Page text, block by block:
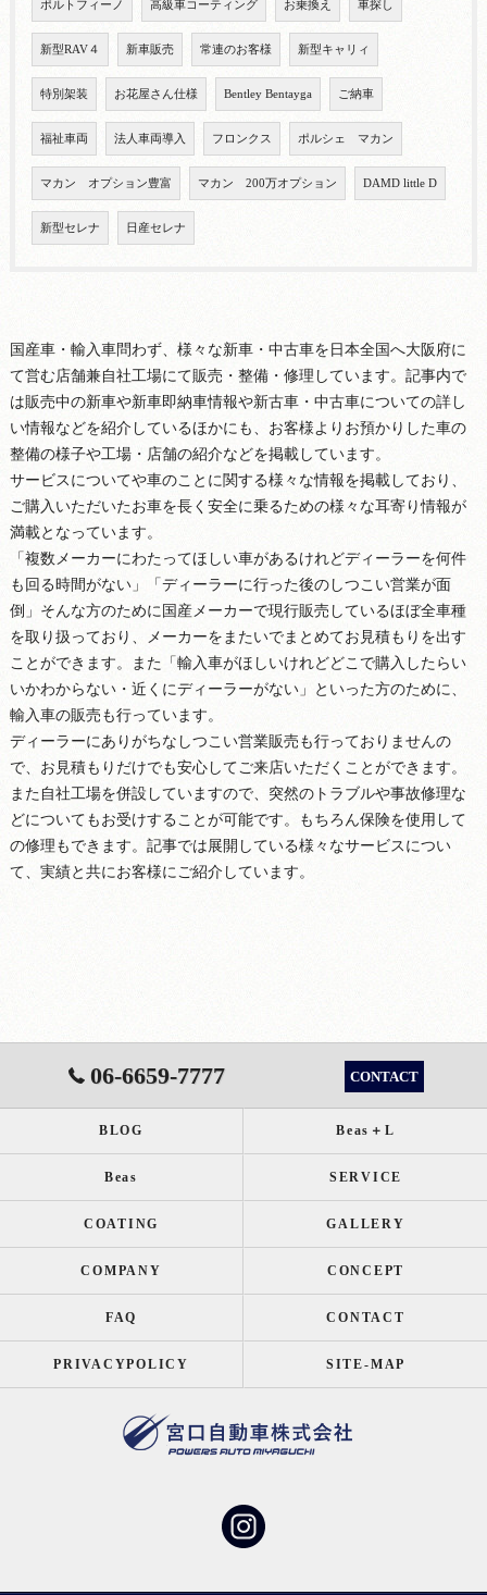
ポルトフィーノ 高級車コーティング お乗換え 車探し
新型RAV４ 新車販売 常連のお客様 新型キャリィ
特別架装 お花屋さん仕様 Bentley Bentayga ご納車
福祉車両 法人車両導入 フロンクス ポルシェ マカン
マカン オプション豊富 マカン 200万オプション DAMD little D
新型セレナ 日産セレナ
国産車・輸入車問わず、様々な新車・中古車を日本全国へ大阪府に
て営む店舗兼自社工場にて販売・整備・修理しています。記事内で
は販売中の新車や新車即納車情報や新古車・中古車についての詳し
い情報などを紹介しているほかにも、お客様よりお預かりした車の
整備の様子や工場・店舗の紹介などを掲載しています。
サービスについてや車のことに関する様々な情報を掲載しており、
ご購入いただいたお車を長く安全に乗るための様々な耳寄り情報が
満載となっています。
「複数メーカーにわたってほしい車があるけれどディーラーを何件
も回る時間がない」「ディーラーに行った後のしつこい営業が面
倒」そんな方のために国産メーカーで現行販売しているほぼ全車種
を取り扱っており、メーカーをまたいでまとめてお見積もりを出す
ことができます。また「輸入車がほしいけれどどこで購入したらい
いかわからない・近くにディーラーがない」といった方のために、
輸入車の販売も行っています。
ディーラーにありがちなしつこい営業販売も行っておりませんの
で、お見積もりだけでも安心してご来店いただくことができます。
また自社工場を併設していますので、突然のトラブルや事故修理な
どについてもお受けすることが可能です。もちろん保険を使用して
の修理もできます。記事では展開している様々なサービスについ
て、実績と共にお客様にご紹介しています。
06-6659-7777 CONTACT
BLOG Beas＋L
Beas SERVICE
COATING GALLERY
COMPANY CONCEPT
FAQ CONTACT
PRIVACYPOLICY SITE-MAP